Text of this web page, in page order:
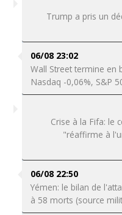
Trump a pris un
06/08 23:02
Wall Street termine en
Nasdaq -0,06%, S&P
Crise à la Fifa: le
"réaffirme à
06/08 22:50
Yémen: le bilan de
à 58 morts (source